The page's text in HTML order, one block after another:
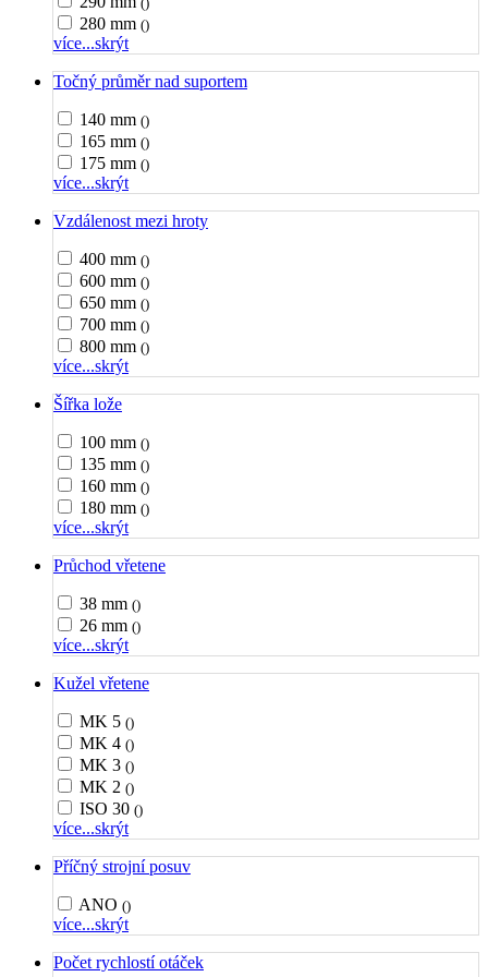
280 mm ()
více...skrýt
Točný průměr nad suportem
140 mm ()
165 mm ()
175 mm ()
více...skrýt
Vzdálenost mezi hroty
400 mm ()
600 mm ()
650 mm ()
700 mm ()
800 mm ()
více...skrýt
Šířka lože
100 mm ()
135 mm ()
160 mm ()
180 mm ()
více...skrýt
Průchod vřetene
38 mm ()
26 mm ()
více...skrýt
Kužel vřetene
MK 5 ()
MK 4 ()
MK 3 ()
MK 2 ()
ISO 30 ()
více...skrýt
Příčný strojní posuv
ANO ()
více...skrýt
Počet rychlostí otáček